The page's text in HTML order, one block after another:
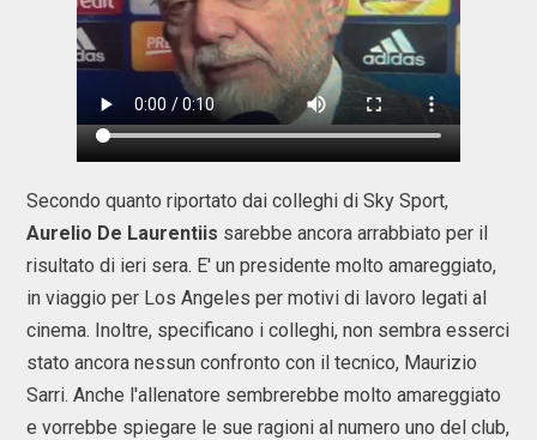
Secondo quanto riportato dai colleghi di Sky Sport,
Aurelio De Laurentiis sarebbe ancora arrabbiato per il
risultato di ieri sera. E' un presidente molto amareggiato,
in viaggio per Los Angeles per motivi di lavoro legati al
cinema. Inoltre, specificano i colleghi, non sembra esserci
stato ancora nessun confronto con il tecnico, Maurizio
Sarri. Anche l'allenatore sembrerebbe molto amareggiato
e vorrebbe spiegare le sue ragioni al numero uno del club,